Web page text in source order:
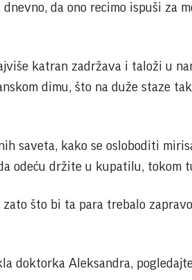
da ono recimo ispuši za
katran zadržava i taloži u
dimu, što na duže staze
saveta, kako se osloboditi
odeću držite u kupatilu, tokom
što bi ta para trebalo
doktorka Aleksandra,